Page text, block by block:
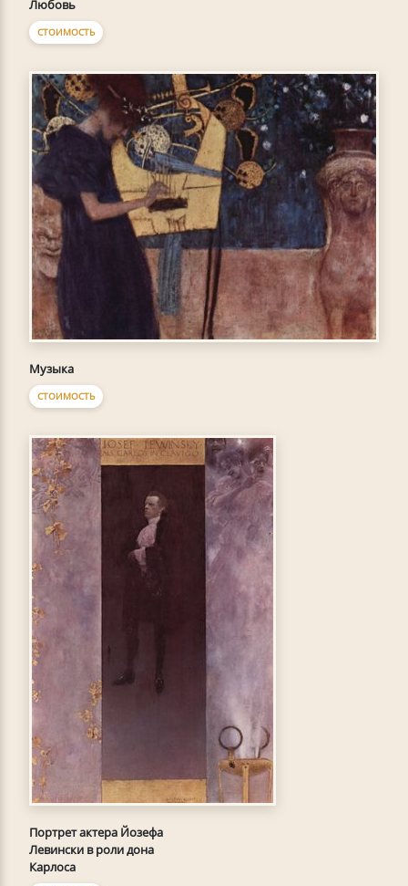
Любовь
СТОИМОСТЬ
Музыка
СТОИМОСТЬ
Портрет актера Йозефа
Левински в роли дона
Карлоса